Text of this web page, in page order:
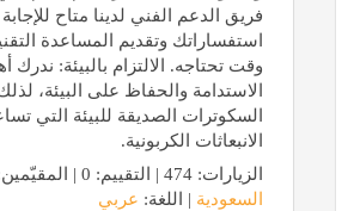
فريق الدعم الفني لدينا متاح
استفساراتك وتقديم المساعدة
وقت تحتاجه. الالتزام بالبيئة: ندرك
الاستدامة والحفاظ على البيئة، لذلك
السكوترات الصديقة للبيئة التي
الانبعاثات الكربونية.
الزيارات: 474 | التقييم: 0 | المقيّمين: 0 | الدولة:
السعودية | اللغة: عربي